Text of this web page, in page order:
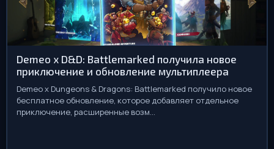
Demeo x D&D: Battlemarked получила новое
приключение и обновление мультиплеера
Demeo x Dungeons & Dragons: Battlemarked получило новое
бесплатное обновление, которое добавляет отдельное
приключение, расширенные возм...